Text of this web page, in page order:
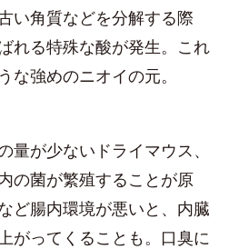
い角質などを分解する際
れる特殊な酸が発生。これ
な強めのニオイの元。
量が少ないドライマウス、
の菌が繁殖することが原
ど腸内環境が悪いと、内臓
がってくることも。口臭に